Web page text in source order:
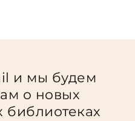
и мы будем
о новых
библиотеках